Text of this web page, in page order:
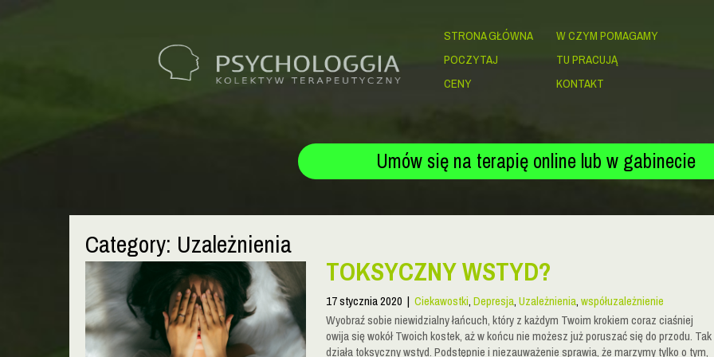
STRONA GŁÓWNA
W CZYM POMAGAMY
POCZYTAJ
TU PRACUJĄ
CENY
KONTAKT
Umów się na terapię online lub w gabinecie
Category: Uzależnienia
TOKSYCZNY WSTYD?
17 stycznia 2020 | Ciekawostki,Depresja,Uzależnienia,współuzależnienie
Wyobraź sobie niewidzialny łańcuch, który z każdym Twoim krokiem coraz ciaśniej
owija się wokół Twoich kostek, aż w końcu nie możesz już poruszać się do przodu. Tak
działa toksyczny wstyd. Podstępnie i niezauważenie sprawia, że marzymy tylko o tym,